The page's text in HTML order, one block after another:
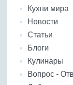
Кухни мира
Новости
Статьи
Блоги
Кулинары
Вопрос -